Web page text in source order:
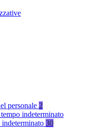
personale 2
indeterminato
indeterminato 30